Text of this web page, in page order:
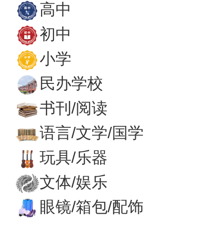
高中
初中
小学
民办学校
书刊/阅读
语言/文学/国学
玩具/乐器
文体/娱乐
眼镜/箱包/配饰